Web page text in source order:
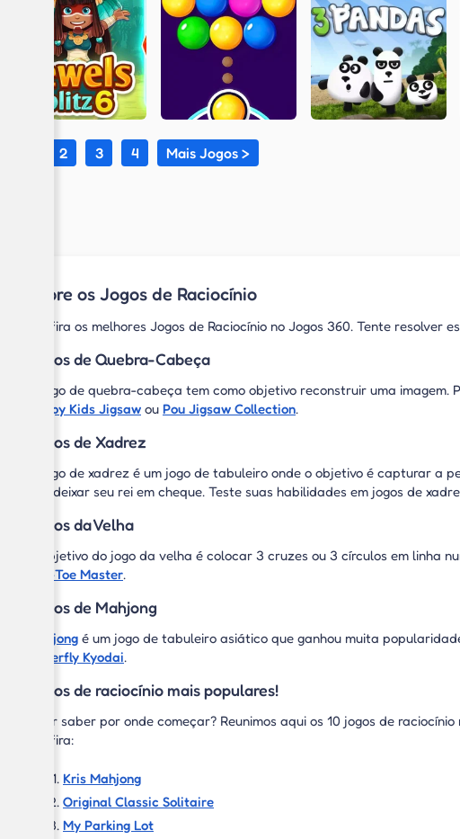
2 3 4 Mais Jogos >
Sobre os Jogos de Raciocínio
Confira os melhores Jogos de Raciocínio no Jogos 360. Tente
Jogos de Quebra-Cabeça
O jogo de quebra-cabeça tem como objetivo reconstruir uma
Happy Kids Jigsaw ou Pou Jigsaw Collection.
Jogos de Xadrez
O jogo de xadrez é um jogo de tabuleiro onde o objetivo é capturar
não deixar seu rei em cheque. Teste suas habilidades em jogos de
Jogos da Velha
O objetivo do jogo da velha é colocar 3 cruzes ou 3 círculos em linha
Tac-Toe Master.
Jogos de Mahjong
Mahjong é um jogo de tabuleiro asiático que ganhou muita
Butterfly Kyodai.
Jogos de raciocínio mais populares!
Quer saber por onde começar? Reunimos aqui os 10 jogos de
Confira:
Kris Mahjong
Original Classic Solitaire
My Parking Lot